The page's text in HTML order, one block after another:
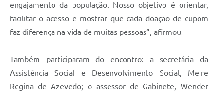
engajamento da população. Nosso objetivo é orientar,
facilitar o acesso e mostrar que cada doação de cupom
faz diferença na vida de muitas pessoas”, afirmou.
Também participaram do encontro: a secretária da
Assistência Social e Desenvolvimento Social, Meire
Regina de Azevedo; o assessor de Gabinete, Wender